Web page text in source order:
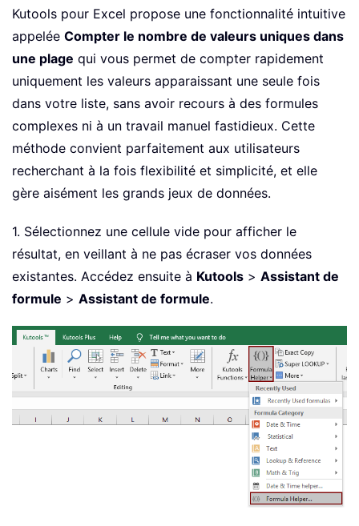
Kutools pour Excel propose une fonctionnalité intuitive
appelée Compter le nombre de valeurs uniques dans
une plage qui vous permet de compter rapidement
uniquement les valeurs apparaissant une seule fois
dans votre liste, sans avoir recours à des formules
complexes ni à un travail manuel fastidieux. Cette
méthode convient parfaitement aux utilisateurs
recherchant à la fois flexibilité et simplicité, et elle
gère aisément les grands jeux de données.
1. Sélectionnez une cellule vide pour afficher le
résultat, en veillant à ne pas écraser vos données
existantes. Accédez ensuite à Kutools > Assistant de
formule > Assistant de formule.